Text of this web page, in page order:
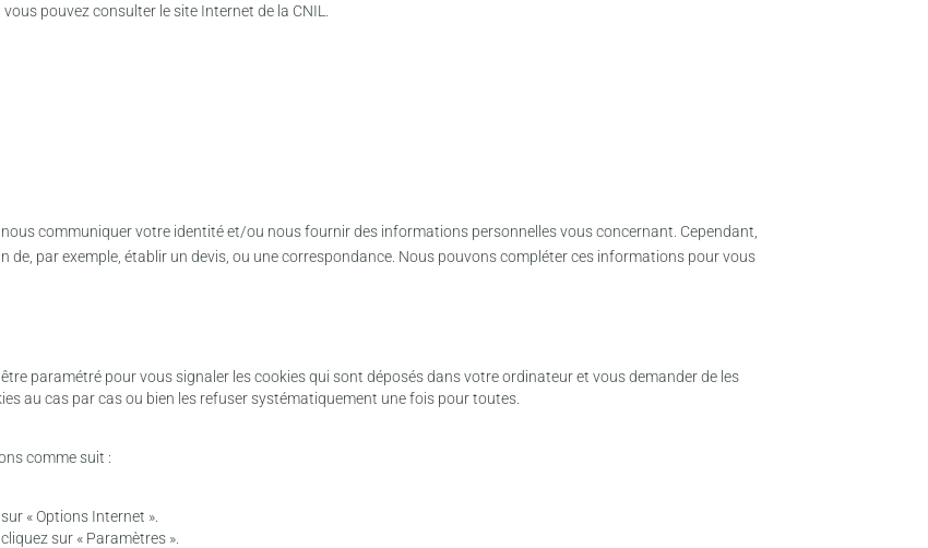
pouvez consulter le site Internet de la CNIL.
communiquer votre identité et/ou nous fournir des informations personnelles vous concernant. Cependant,
par exemple, établir un devis, ou une correspondance. Nous pouvons compléter ces informations pour vous
paramétré pour vous signaler les cookies qui sont déposés dans votre ordinateur et vous demander de les
au cas par cas ou bien les refuser systématiquement une fois pour toutes.
comme suit :
« Options Internet ».
sur « Paramètres ».